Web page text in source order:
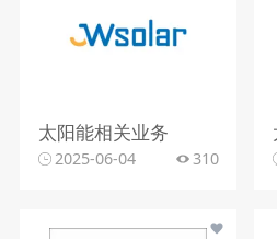
太阳能相关业务
2025-06-04 310